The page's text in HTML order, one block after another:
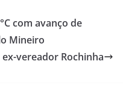
com avanço de
Mineiro
vereador Rochinha